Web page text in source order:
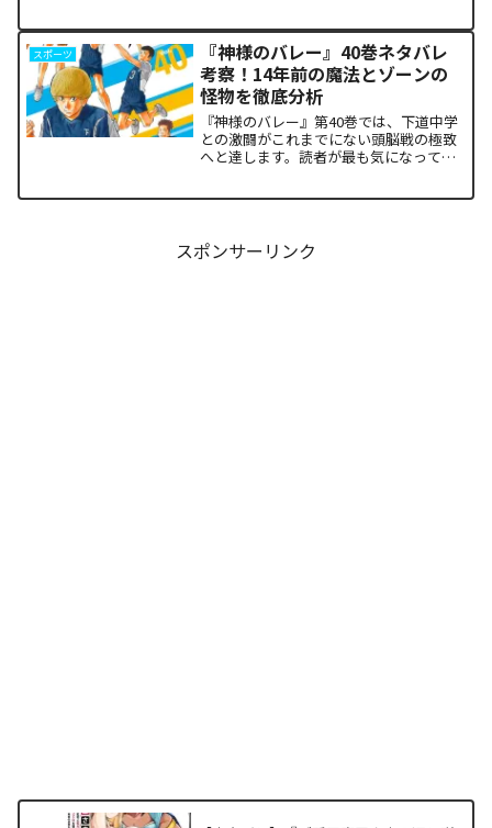
たのは高度な謀略ではなく、踏みにじら
れた現地民の「声なき怨...
スポーツ
『神様のバレー』40巻ネタバレ
考察！14年前の魔法とゾーンの
怪物を徹底分析
『神様のバレー』第40巻では、下道中学
との激闘がこれまでにない頭脳戦の極致
へと達します。読者が最も気になってい
スポンサーリンク